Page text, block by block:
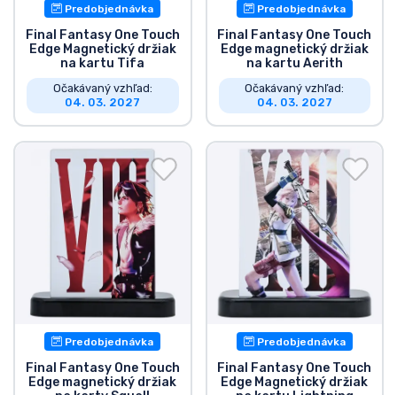
Predobjednávka
Final Fantasy One Touch
Edge Magnetický držiak
na kartu Tifa
Očakávaný vzhľad:
04. 03. 2027
Predobjednávka
Final Fantasy One Touch
Edge magnetický držiak
na kartu Aerith
Očakávaný vzhľad:
04. 03. 2027
Predobjednávka
Final Fantasy One Touch
Edge magnetický držiak
Predobjednávka
Final Fantasy One Touch
Edge Magnetický držiak
Zoradiť podľa Anime
Zoradiť podľa hier
Zoradiť podľa športu
Zoradiť podľa hudby
Typy výrobkov
Značky